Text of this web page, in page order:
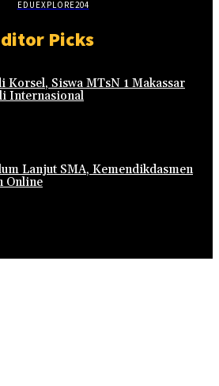
EDUEXPLORE204
Picks
Korsel, Siswa MTsN 1 Makassar
Internasional
Lanjut SMA, Kemendikdasmen
Online